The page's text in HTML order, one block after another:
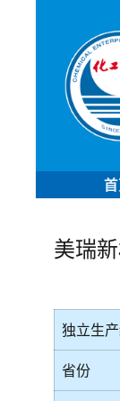
美瑞
独立生
省份